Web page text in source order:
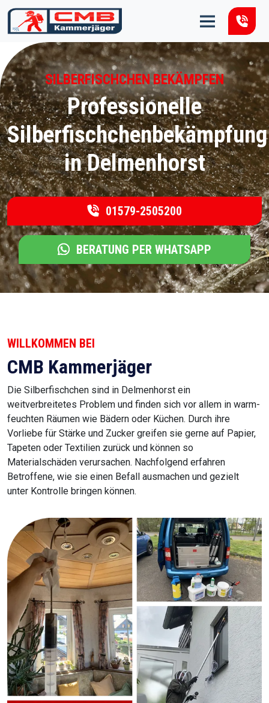
Zum Inhalt springen
SILBERFISCHCHEN BEKÄMPFEN
Professionelle
Silberfischchenbekämpfung
in Delmenhorst
01579-2505200
BERATUNG PER WHATSAPP
WILLKOMMEN BEI
CMB Kammerjäger
Die Silberfischchen sind in Delmenhorst ein
weitverbreitetes Problem und finden sich vor allem in warm-
feuchten Räumen wie Bädern oder Küchen. Durch ihre
Vorliebe für Stärke und Zucker greifen sie gerne auf Papier,
Tapeten oder Textilien zurück und können so
Materialschäden verursachen. Nachfolgend erfahren
Betroffene, wie sie einen Befall ausmachen und gezielt
unter Kontrolle bringen können.